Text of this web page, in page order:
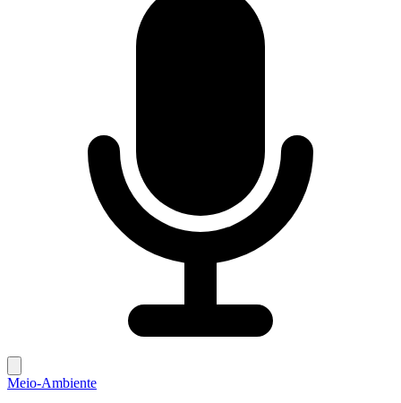
Meio-Ambiente